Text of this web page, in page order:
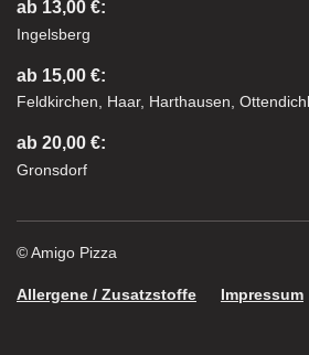
ab 13,00 €:
Ingelsberg
ab 15,00 €:
Feldkirchen, Haar, Harthausen,
ab 20,00 €:
Gronsdorf
© Amigo Pizza
Allergene / Zusatzstoffe Impressum